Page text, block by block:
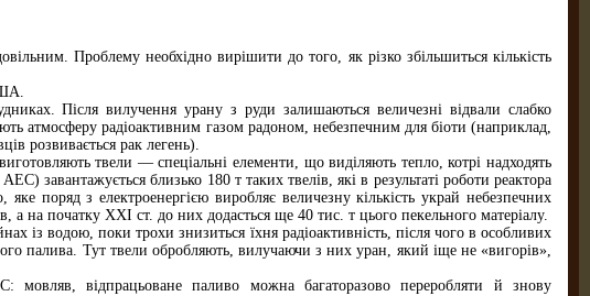
Проблему необхідно вирішити до того, як різко збільшиться кількість
Після вилучення урану з руди залишаються величезні відвали слабко
атмосферу радіоактивним газом радоном, небезпечним для біоти (наприклад,
розвивається рак легень).
виготовляють твели — спеціальні елементи, що виділяють тепло, котрі надходять
завантажується близько 180 т таких твелів, які в результаті роботи реактора
поряд з електроенергією виробляє величезну кількість украй небезпечних
на початку XXI ст. до них додасться ще 40 тис. т цього пекельного матеріалу.
із водою, поки трохи знизиться їхня радіоактивність, після чого в особливих
палива. Тут твели обробляють, вилучаючи з них уран, який іще не «вигорів»,
мовляв, відпрацьоване паливо можна багаторазово переробляти й знову